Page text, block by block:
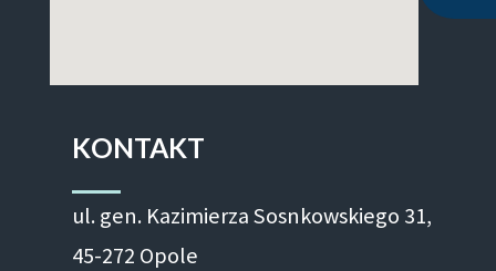
KONTAKT
ul. gen. Kazimierza Sosnkowskiego 31,
45-272 Opole